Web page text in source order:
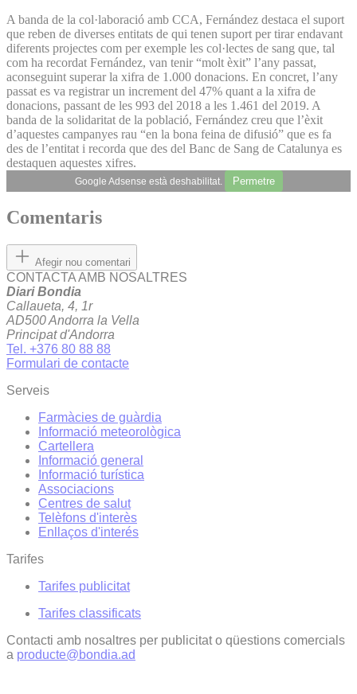
A banda de la col·laboració amb CCA, Fernández destaca el suport
que reben de diverses entitats de qui tenen suport per tirar endavant
diferents projectes com per exemple les col·lectes de sang que, tal
com ha recordat Fernández, van tenir “molt èxit” l’any passat,
aconseguint superar la xifra de 1.000 donacions. En concret, l’any
passat es va registrar un increment del 47% quant a la xifra de
donacions, passant de les 993 del 2018 a les 1.461 del 2019. A
banda de la solidaritat de la població, Fernández creu que l’èxit
d’aquestes campanyes rau “en la bona feina de difusió” que es fa
des de l’entitat i recorda que des del Banc de Sang de Catalunya es
destaquen aquestes xifres.
Google Adsense està deshabilitat. Permetre
Comentaris
Afegir nou comentari
CONTACTA AMB NOSALTRES
Diari Bondia
Callaueta, 4, 1r
AD500 Andorra la Vella
Principat d'Andorra
Tel. +376 80 88 88
Formulari de contacte
Serveis
Farmàcies de guàrdia
Informació meteorològica
Cartellera
Informació general
Informació turística
Associacions
Centres de salut
Telèfons d'interès
Enllaços d'interés
Tarifes
Tarifes publicitat
Tarifes classificats
Contacti amb nosaltres per publicitat o qüestions comercials
a producte@bondia.ad